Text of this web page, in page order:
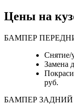
Цены на
БАМПЕР
Снятие/
Замена
руб.
БАМПЕР ЗАДНИЙ